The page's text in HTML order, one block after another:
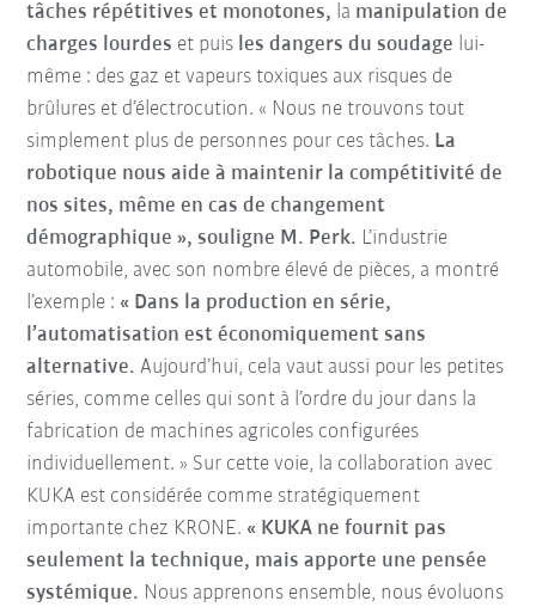
tâches répétitives et monotones, la manipulation de
charges lourdes et puis les dangers du soudage lui-
même : des gaz et vapeurs toxiques aux risques de
brûlures et d’électrocution. « Nous ne trouvons tout
simplement plus de personnes pour ces tâches. La
robotique nous aide à maintenir la compétitivité de
nos sites, même en cas de changement
démographique », souligne M. Perk. L’industrie
automobile, avec son nombre élevé de pièces, a montré
l’exemple : « Dans la production en série,
l’automatisation est économiquement sans
alternative. Aujourd’hui, cela vaut aussi pour les petites
séries, comme celles qui sont à l’ordre du jour dans la
fabrication de machines agricoles configurées
individuellement. » Sur cette voie, la collaboration avec
KUKA est considérée comme stratégiquement
importante chez KRONE. « KUKA ne fournit pas
seulement la technique, mais apporte une pensée
systémique. Nous apprenons ensemble, nous évoluons